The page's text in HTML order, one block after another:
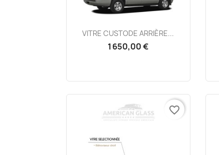
Aperçu rapide
VITRE CUSTODE ARRIÈRE...
1 650,00 €
favorite_border